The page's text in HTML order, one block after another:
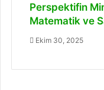
Perspektifin
Matematik ve
Ekim 30, 2025